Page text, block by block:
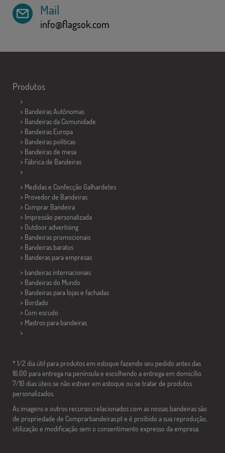
Mail
info@flagsok.com
Produtos
>
> Bandeiras Autônomas
> Bandeiras da Comunidade
> Bandeiras Europa
> Bandeiras políticas
> Bandeiras de mesa
> Fábrica de Bandeiras
>
> Medidas e Confecção Galhardetes
> Provedor de Bandeiras
> Comprar Bandeira
> Impressão personalizada
> Outdoor advertising
> Bandeiras promocionais
> Bandeiras baratos
> Banderas para empresas
> bandeiras internacionais
> Bandeiras do Mundo
> Bandeiras para lojas e fachadas
> Bordado
> Com escudo
> Mastros para bandeiras
>
* 1/2 dia útil para produtos em estoque fazendo seu pedido antes das
16:00 para entrega na península e escolhendo a entrega em domicílio.
7/10 dias úteis se não estiver em estoque ou se tratar de produtos
personalizados.
As imagens e outros recursos relacionados com as nossas bandeiras são
de propriedade de Comprarbandeiras.pt e é proibido a sua reprodução,
utilização e modificação sem o consentimento expresso da empresa.